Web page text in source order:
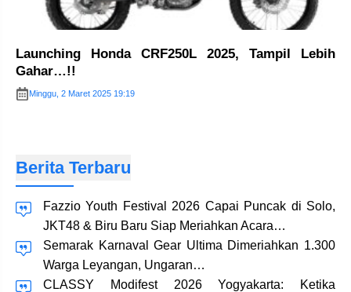
Launching Honda CRF250L 2025, Tampil Lebih
Gahar…!!
Minggu, 2 Maret 2025 19:19
Berita Terbaru
Fazzio Youth Festival 2026 Capai Puncak di Solo,
JKT48 & Biru Baru Siap Meriahkan Acara…
Semarak Karnaval Gear Ultima Dimeriahkan 1.300
Warga Leyangan, Ungaran…
CLASSY Modifest 2026 Yogyakarta: Ketika